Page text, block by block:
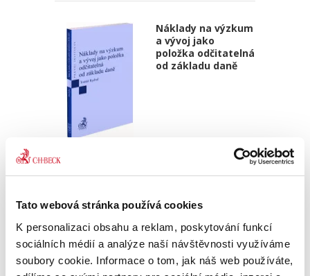
Tato webová stránka používá cookies
K personalizaci obsahu a reklam, poskytování funkcí
sociálních médií a analýze naší návštěvnosti využíváme
soubory cookie. Informace o tom, jak náš web používáte,
Náklady na výzkum
a vývoj jako
položka odčitatelná
od základu daně
290,00 Kč
Odpočet na podporu výzkumu a vývoje je tu s
námi již dlouho, a přesto teprve v posledních
letech začínají jeho konsekvence rezonovat
mezi poplatníky, daňovými orgány a soudy,
aniž by na dané téma...